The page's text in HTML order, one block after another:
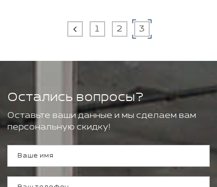
1 2 3
Остались вопросы?
Оставьте ваши данные и мы сделаем вам
персональную скидку!